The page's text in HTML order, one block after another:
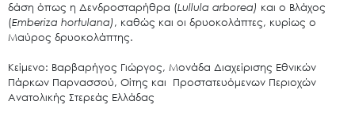
δάση όπως η Δενδροσταρήθρα (Lullula arborea) και ο Βλάχος
(Emberiza hortulana), καθώς και οι δρυοκολάπτες, κυρίως ο
Μαύρος δρυοκολάπτης.
Κείμενο: Βαρβαρήγος Γιώργος, Μονάδα Διαχείρισης Εθνικών
Πάρκων Παρνασσού, Οίτης και Προστατευόμενων Περιοχών
Ανατολικής Στερεάς Ελλάδας